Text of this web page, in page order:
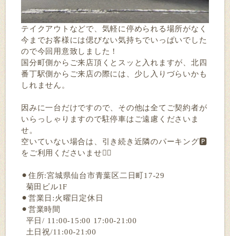
テイクアウトなどで、気軽に停められる場所がなく
今までお客様には偲びない気持ちでいっぱいでした
ので今回用意致しました！
国分町側からご来店頂くとスッと入れますが、北四
番丁駅側からご来店の際には、少し入りづらいかも
しれません。
因みに一台だけですので、その他は全てご契約者が
いらっしゃりますので駐停車はご遠慮くださいま
せ。
空いていない場合は、引き続き近隣のパーキング🅿️
をご利用くださいませ🙇‍♂️
⚫︎住所:宮城県仙台市青葉区二日町17-29
菊田ビル1F
⚫︎営業日:火曜日定休日
⚫︎営業時間
平日/ 11:00-15:00 17:00-21:00
土日祝/11:00-21:00